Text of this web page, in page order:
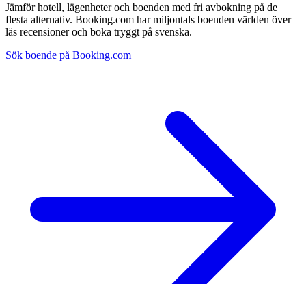
Jämför hotell, lägenheter och boenden med fri avbokning på de
flesta alternativ. Booking.com har miljontals boenden världen över –
läs recensioner och boka tryggt på svenska.
Sök boende på Booking.com